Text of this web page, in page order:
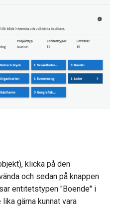
klicka på den
och sedan på knappen
entitetstypen "Boende" i
gärna kunnat vara